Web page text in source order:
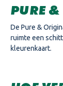
PURE
De Pure &
ruimte een
kleurenkaart.